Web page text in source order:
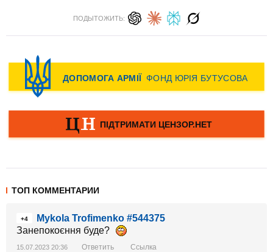
ПОДЫТОЖИТЬ:
ТОП КОММЕНТАРИИ
+4
Mykola Trofimenko #544375
Занепокоєння буде?
15.07.2023 20:36 Ответить Ссылка